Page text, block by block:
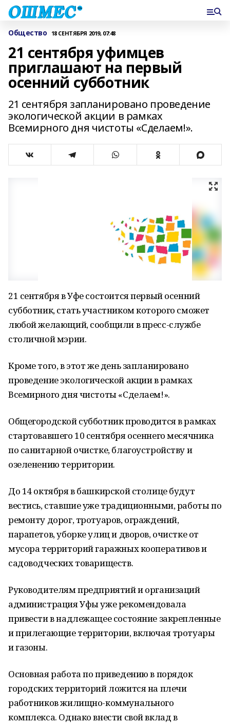
Общество 18 СЕНТЯБРЯ 2019, 07:48
21 сентября уфимцев
приглашают на первый
осенний субботник
21 сентября запланировано проведение
экологической акции в рамках
Всемирного дня чистоты «Сделаем!».
21 сентября в Уфе состоится первый осенний
субботник, стать участником которого сможет
любой желающий, сообщили в пресс-службе
столичной мэрии.
Кроме того, в этот же день запланировано
проведение экологической акции в рамках
Всемирного дня чистоты «Сделаем!».
Общегородской субботник проводится в рамках
стартовавшего 10 сентября осеннего месячника
по санитарной очистке, благоустройству и
озеленению территории.
До 14 октября в башкирской столице будут
вестись, ставшие уже традиционными, работы по
ремонту дорог, тротуаров, ограждений,
парапетов, уборке улиц и дворов, очистке от
мусора территорий гаражных кооперативов и
садоводческих товариществ.
Руководителям предприятий и организаций
администрация Уфы уже рекомендовала
привести в надлежащее состояние закрепленные
и прилегающие территории, включая тротуары
и газоны.
Основная работа по приведению в порядок
городских территорий ложится на плечи
работников жилищно-коммунального
комплекса. Однако внести свой вклад в